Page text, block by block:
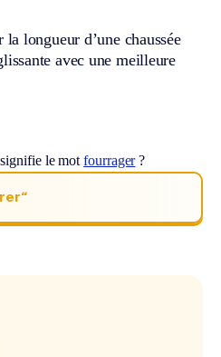
longueur d’une chaussée
avec une meilleure
signifie le motfourrager?